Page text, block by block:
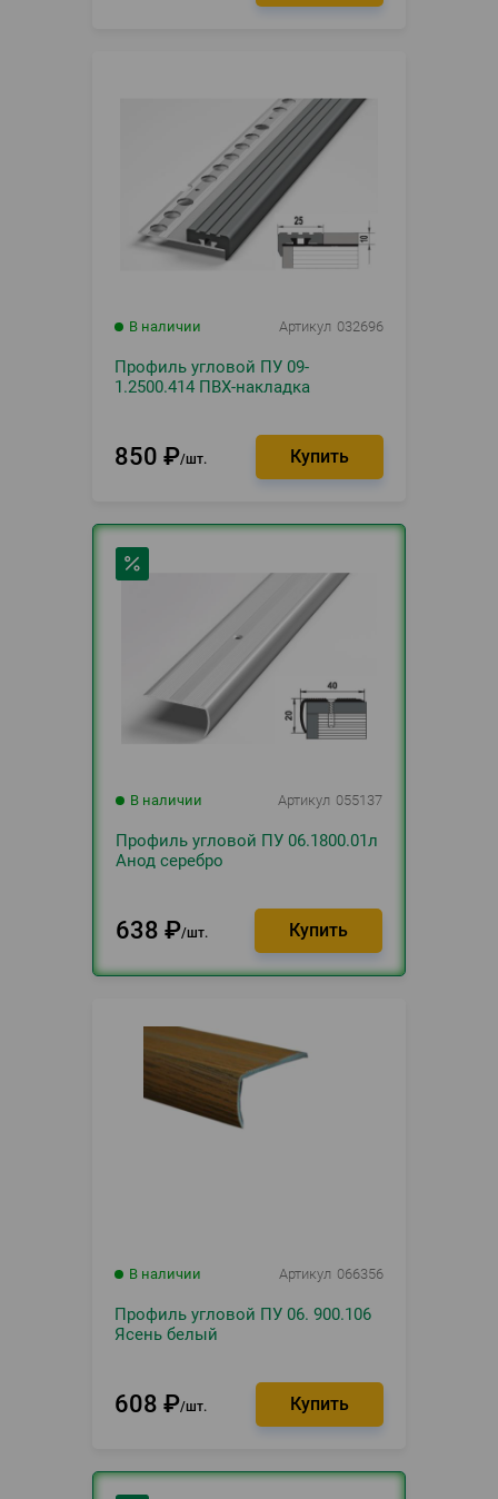
В наличии Артикул 032696
Профиль угловой ПУ 09-
1.2500.414 ПВХ-накладка
850 ₽ шт.
В наличии Артикул 055137
Профиль угловой ПУ 06.1800.01л
Анод серебро
638 ₽ шт.
В наличии Артикул 066356
Профиль угловой ПУ 06. 900.106
Ясень белый
608 ₽ шт.